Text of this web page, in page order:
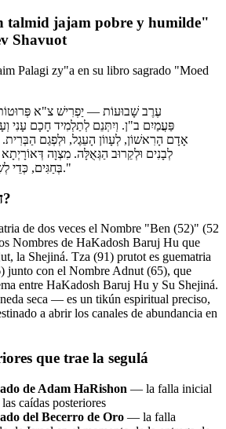
talmid jajam pobre y humilde"
Shavuot
Palagi zy"a en su libro sagrado "Moed
פַּעֲמַיִם ב"ן. וְיִתְּנֵם לְתַלְמִיד חָכָם עָנִי
אָדָם הָרִאשׁוֹן, לְעָווֹן הָעֵגֶל, וּלְפְגַם
לְבָנִים וּלְקֵרוּב הַגְּאֻלָּה. מִצְוָה
בְּחַגִּים, כְּדֵי לְשַׂמֵּחַ אֶת לֵב הָעֲנִיִּים."
¿Por qué דווקא 104?
de dos veces el Nombre "Ben (52)" (52
Nombres de HaKadosh Baruj Hu que
la Shejiná. Tza (91) prutot es guematria
junto con el Nombre Adnut (65), que
entre HaKadosh Baruj Hu y Su Shejiná.
seca — es un tikún espiritual preciso,
a abrir los canales de abundancia en
que trae la segulá
de Adam HaRishon — la falla inicial
caídas posteriores
del Becerro de Oro — la falla